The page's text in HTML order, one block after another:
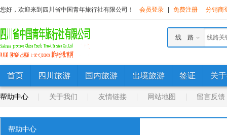
您好，欢迎来到四川省中国青年旅行社有限公司！ 会员登录 免费注册 分销商
线 路
首页 四川旅游 国内旅游 出境旅游 签证 关
帮助中心 关于我们 友情链接 网站地图 留言反馈
帮助中心